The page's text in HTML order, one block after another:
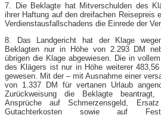
7. Die Beklagte hat Mitverschulden des
ihrer Haftung auf den dreifachen Reisepreis
Verdienstausfallschadens die Einrede der
8. Das Landgericht hat der Klage
Beklagten nur in Höhe von 2.293 DM
übrigen die Klage abgewiesen. Die in
des Klägers ist nur in Höhe weiterer
gewesen. Mit der – mit Ausnahme einer
von 1.337 DM für vertanen Urlaub
Zurückweisung die Beklagte
Ansprüche auf Schmerzensgeld,
Gutachterkosten sowie auf